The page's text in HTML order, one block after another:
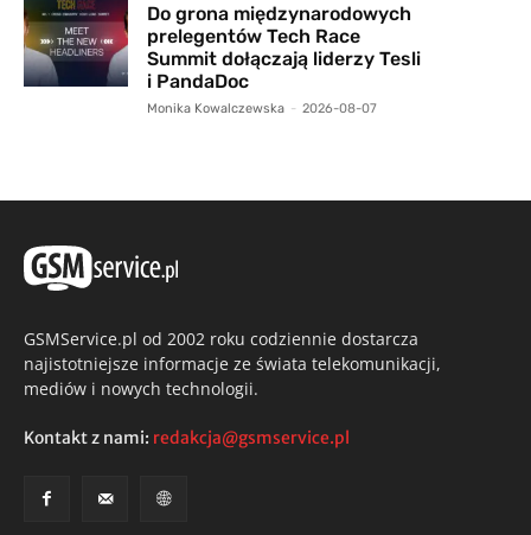
Do grona międzynarodowych
prelegentów Tech Race
Summit dołączają liderzy Tesli
i PandaDoc
Monika Kowalczewska - 2026-08-07
GSMService.pl od 2002 roku codziennie dostarcza
najistotniejsze informacje ze świata telekomunikacji,
mediów i nowych technologii.
Kontakt z nami: redakcja@gsmservice.pl